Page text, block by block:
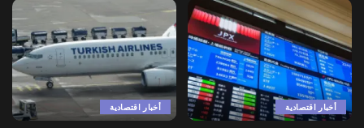
أخبار اقتصادية أخبار اقتصادية